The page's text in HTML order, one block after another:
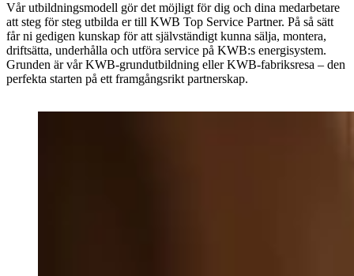
Vår utbildningsmodell gör det möjligt för dig och dina medarbetare
att steg för steg utbilda er till KWB Top Service Partner. På så sätt
får ni gedigen kunskap för att självständigt kunna sälja, montera,
driftsätta, underhålla och utföra service på KWB:s energisystem.
Grunden är vår KWB-grundutbildning eller KWB-fabriksresa – den
perfekta starten på ett framgångsrikt partnerskap.